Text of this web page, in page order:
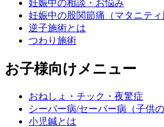
妊娠中の相談・お悩み
妊娠中の股関節痛（マタニティ
逆子施術とは
つわり施術
お子様向けメニュー
おねしょ・チック・夜驚症
シーバー病/セーバー病（子供
小児鍼とは